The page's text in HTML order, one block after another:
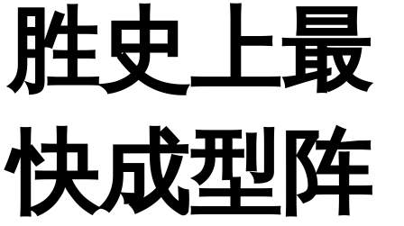
胜史上最
快成型阵